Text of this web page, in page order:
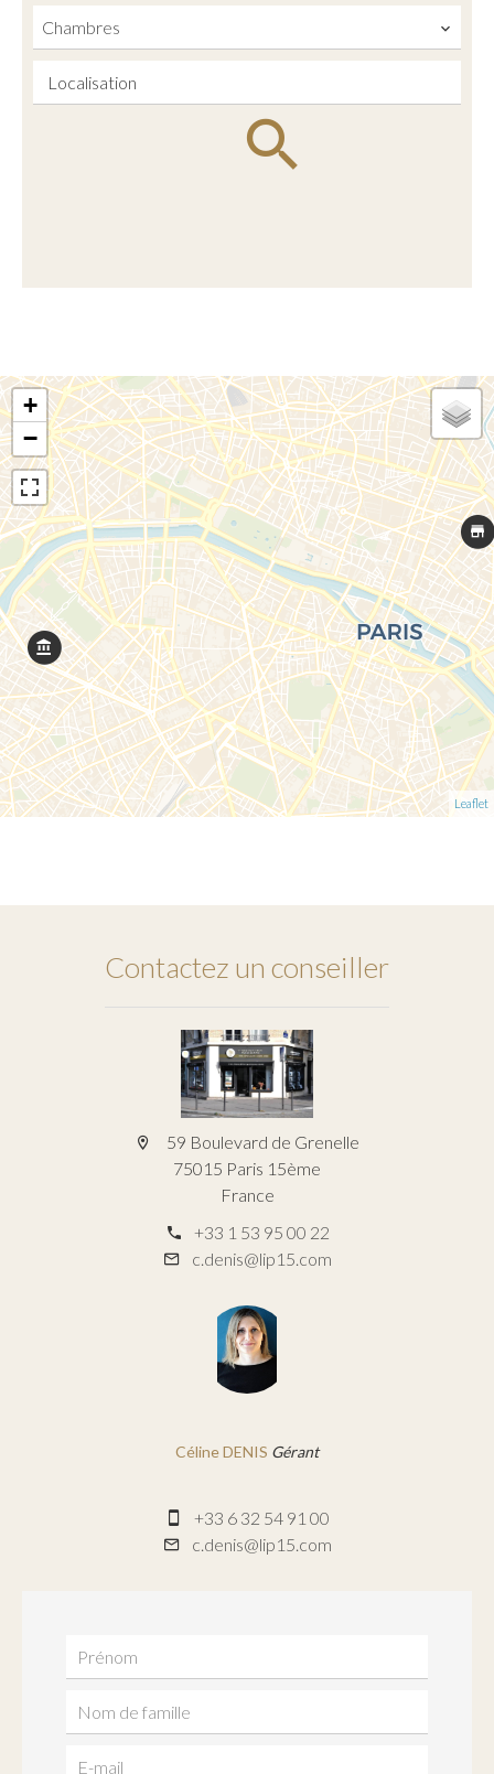
Chambres
Localisation
+
−
Leaflet
Contactez un conseiller
59 Boulevard de Grenelle
75015 Paris 15ème
France
+33 1 53 95 00 22
c.denis@lip15.com
Céline DENIS Gérant
+33 6 32 54 91 00
c.denis@lip15.com